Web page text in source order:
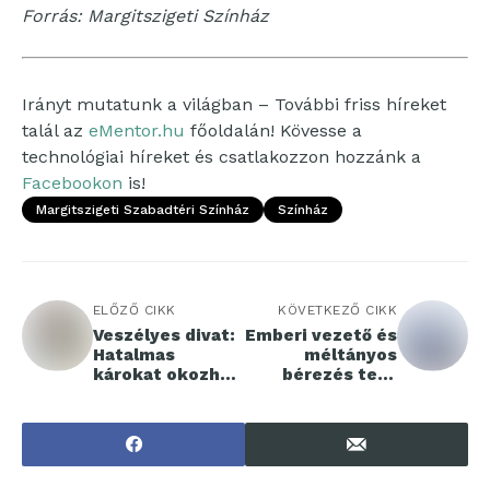
Forrás: Margitszigeti Színház
Irányt mutatunk a világban – További friss híreket
talál az eMentor.hu főoldalán! Kövesse a
technológiai híreket és csatlakozzon hozzánk a
Facebookon is!
Margitszigeti Szabadtéri Színház Színház
ELŐZŐ CIKK
Veszélyes divat:
Hatalmas
károkat okozhat,
k szánt
gyógyszerrel
fogyunk
KÖVETKEZŐ CIKK
Emberi vezető és
méltányos
bérezés tesz